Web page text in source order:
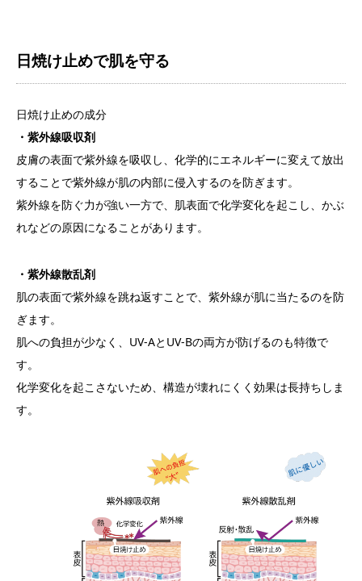
日焼け止めで肌を守る
日焼け止めの成分
・紫外線吸収剤
皮膚の表面で紫外線を吸収し、化学的にエネルギーに変えて放出
することで紫外線が肌の内部に侵入するのを防ぎます。
紫外線を防ぐ力が強い一方で、肌表面で化学変化を起こし、かぶ
れなどの原因になることがあります。
・紫外線散乱剤
肌の表面で紫外線を跳ね返すことで、紫外線が肌に当たるのを防
ぎます。
肌への負担が少なく、UV-AとUV-Bの両方が防げるのも特徴で
す。
化学変化を起こさないため、構造が壊れにくく効果は長持ちしま
す。